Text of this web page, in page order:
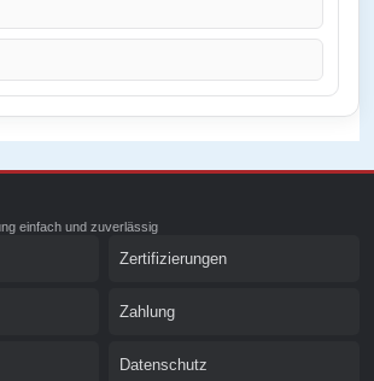
einfach und zuverlässig
Zertifizierungen
Zahlung
Datenschutz